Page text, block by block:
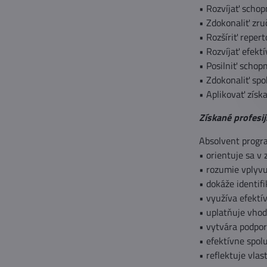
• Rozvíjať
• Zdokonaliť
• Rozšíriť
• Rozvíjať
• Posilniť
• Zdokonaliť
• Aplikovať
Získané
Absolvent
• orientuje sa v
• rozumie
• dokáže
• využíva
• uplatňuje
• vytvára
• efektívne
• reflektuje